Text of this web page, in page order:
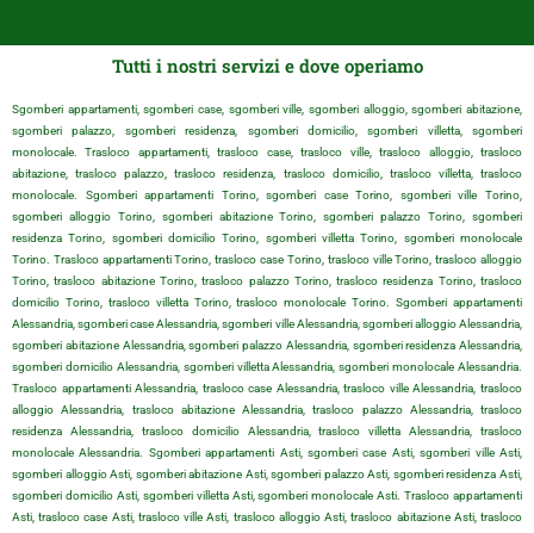
Tutti i nostri servizi e dove operiamo
Sgomberi appartamenti, sgomberi case, sgomberi ville, sgomberi alloggio, sgomberi abitazione,
sgomberi palazzo, sgomberi residenza, sgomberi domicilio, sgomberi villetta, sgomberi
monolocale. Trasloco appartamenti, trasloco case, trasloco ville, trasloco alloggio, trasloco
abitazione, trasloco palazzo, trasloco residenza, trasloco domicilio, trasloco villetta, trasloco
monolocale. Sgomberi appartamenti Torino, sgomberi case Torino, sgomberi ville Torino,
sgomberi alloggio Torino, sgomberi abitazione Torino, sgomberi palazzo Torino, sgomberi
residenza Torino, sgomberi domicilio Torino, sgomberi villetta Torino, sgomberi monolocale
Torino. Trasloco appartamenti Torino, trasloco case Torino, trasloco ville Torino, trasloco alloggio
Torino, trasloco abitazione Torino, trasloco palazzo Torino, trasloco residenza Torino, trasloco
domicilio Torino, trasloco villetta Torino, trasloco monolocale Torino. Sgomberi appartamenti
Alessandria, sgomberi case Alessandria, sgomberi ville Alessandria, sgomberi alloggio Alessandria,
sgomberi abitazione Alessandria, sgomberi palazzo Alessandria, sgomberi residenza Alessandria,
sgomberi domicilio Alessandria, sgomberi villetta Alessandria, sgomberi monolocale Alessandria.
Trasloco appartamenti Alessandria, trasloco case Alessandria, trasloco ville Alessandria, trasloco
alloggio Alessandria, trasloco abitazione Alessandria, trasloco palazzo Alessandria, trasloco
residenza Alessandria, trasloco domicilio Alessandria, trasloco villetta Alessandria, trasloco
monolocale Alessandria. Sgomberi appartamenti Asti, sgomberi case Asti, sgomberi ville Asti,
sgomberi alloggio Asti, sgomberi abitazione Asti, sgomberi palazzo Asti, sgomberi residenza Asti,
sgomberi domicilio Asti, sgomberi villetta Asti, sgomberi monolocale Asti. Trasloco appartamenti
Asti, trasloco case Asti, trasloco ville Asti, trasloco alloggio Asti, trasloco abitazione Asti, trasloco